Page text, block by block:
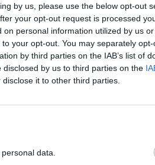
by us, please use the below opt-out
your opt-out request is processed
personal information utilized by us
your opt-out. You may separately
by third parties on the IAB’s list of
by us to third parties on the
it to other third parties.
data.
από ένα εποχικά
διψήφια
κατηγορίες
δε στις προμήθειες
σε ετήσια βάση. Ο
κατά +13%
κατά +26% σε